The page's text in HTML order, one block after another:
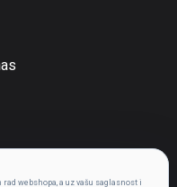
webshopa, a uz vašu saglasnost i